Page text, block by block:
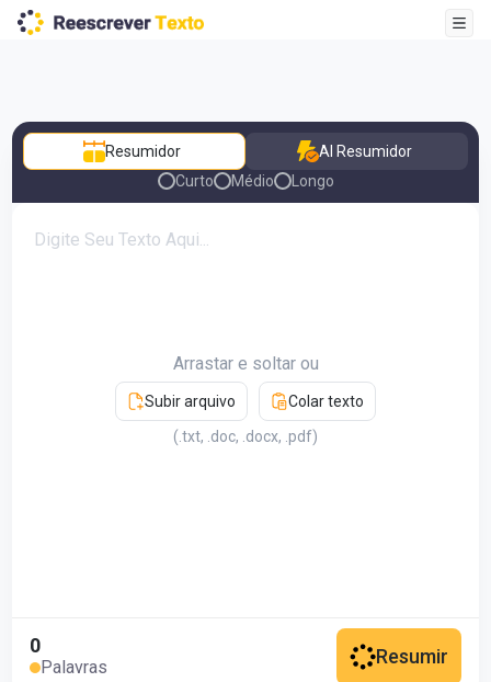
Resumidor
AI Resumidor
Curto
Médio Longo
0
Palavras Resumir
Arrastar e soltar ou
Subir arquivo
Colar texto
(.txt, .doc, .docx, .pdf)